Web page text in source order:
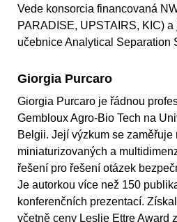
Vede konsorcia financovaná
PARADISE, UPSTAIRS, KIC)
učebnice Analytical Separation
Giorgia Purcaro
Giorgia Purcaro je řádnou
Gembloux Agro-Bio Tech na
Belgii. Její výzkum se zaměřuje
miniaturizovaných a
řešení pro řešení otázek
Je autorkou více než 150
konferenčních prezentací.
včetně ceny Leslie Ettre Award